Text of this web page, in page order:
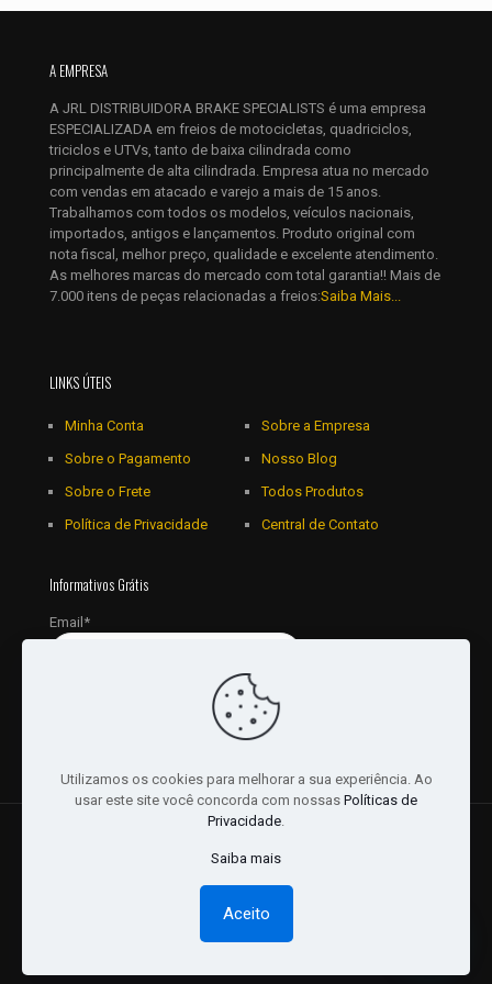
Salvar meus dados neste navegador para a próxima vez que
eu comentar.
A EMPRESA
A JRL DISTRIBUIDORA BRAKE SPECIALISTS é uma empresa
ESPECIALIZADA em freios de motocicletas, quadriciclos,
triciclos e UTVs, tanto de baixa cilindrada como
principalmente de alta cilindrada. Empresa atua no mercado
com vendas em atacado e varejo a mais de 15 anos.
Trabalhamos com todos os modelos, veículos nacionais,
importados, antigos e lançamentos. Produto original com
nota fiscal, melhor preço, qualidade e excelente atendimento.
As melhores marcas do mercado com total garantia!! Mais de
7.000 itens de peças relacionadas a freios:Saiba Mais...
LINKS ÚTEIS
Minha Conta
Sobre o Pagamento
Sobre o Frete
Política de Privacidade
Sobre a Empresa
Nosso Blog
Todos Produtos
Central de Contato
Informativos Grátis
Email*
Distribuidora Ltda - CNPJ: 16757010/0001-06. | Desenvolvido
por:Websites Br
Utilizamos os cookies para melhorar a sua experiência. Ao
usar este site você concorda com nossas Políticas de
Privacidade.
Saiba mais
Aceito